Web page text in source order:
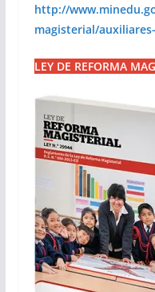
http://
magisterial/
LEY DE REFORMA